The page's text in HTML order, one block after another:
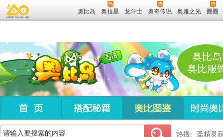
奥比岛 奥拉星 龙斗士 奥奇传说 奥雅之光 圈圈
奥比岛
奥比服
热搜: 圣精灵